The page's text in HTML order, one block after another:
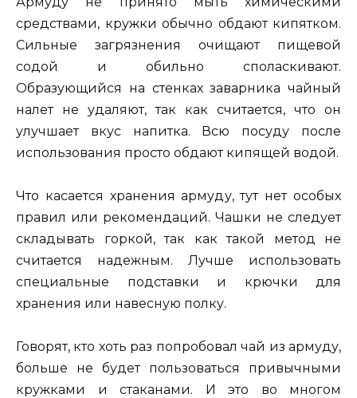
средствами, кружки обычно обдают кипятком.
Сильные загрязнения очищают пищевой
содой и обильно споласкивают.
Образующийся на стенках заварника чайный
налет не удаляют, так как считается, что он
улучшает вкус напитка. Всю посуду после
использования просто обдают кипящей водой.
Что касается хранения армуду, тут нет особых
правил или рекомендаций. Чашки не следует
складывать горкой, так как такой метод не
считается надежным. Лучше использовать
специальные подставки и крючки для
хранения или навесную полку.
Говорят, кто хоть раз попробовал чай из армуду,
больше не будет пользоваться привычными
кружками и стаканами. И это во многом